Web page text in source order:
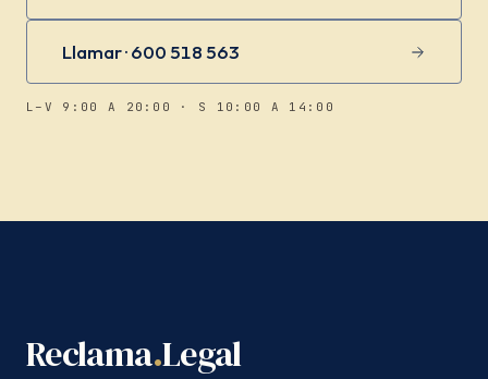
Llamar · 600 518 563
L–V 9:00 A 20:00 · S 10:00 A 14:00
Reclama.Legal